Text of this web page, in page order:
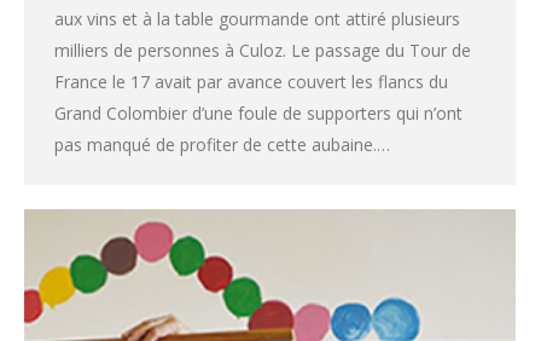
aux vins et à la table gourmande ont attiré plusieurs
milliers de personnes à Culoz. Le passage du Tour de
France le 17 avait par avance couvert les flancs du
Grand Colombier d’une foule de supporters qui n’ont
pas manqué de profiter de cette aubaine.…